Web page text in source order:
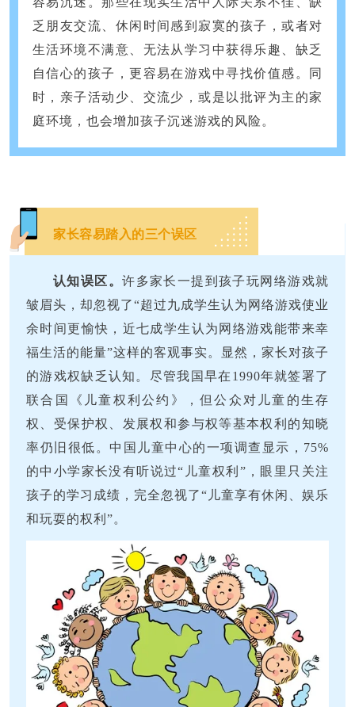
乏朋友交流、休闲时间感到寂寞的孩子，或者对
生活环境不满意、无法从学习中获得乐趣、缺乏
自信心的孩子，更容易在游戏中寻找价值感。同
时，亲子活动少、交流少，或是以批评为主的家
庭环境，也会增加孩子沉迷游戏的风险。
家长容易踏入的三个误区
认知误区。许多家长一提到孩子玩网络游戏就
皱眉头，却忽视了“超过九成学生认为网络游戏使业
余时间更愉快，近七成学生认为网络游戏能带来幸
福生活的能量”这样的客观事实。显然，家长对孩子
的游戏权缺乏认知。尽管我国早在1990年就签署了
联合国《儿童权利公约》，但公众对儿童的生存
权、受保护权、发展权和参与权等基本权利的知晓
率仍旧很低。中国儿童中心的一项调查显示，75%
的中小学家长没有听说过“儿童权利”，眼里只关注
孩子的学习成绩，完全忽视了“儿童享有休闲、娱乐
和玩耍的权利”。